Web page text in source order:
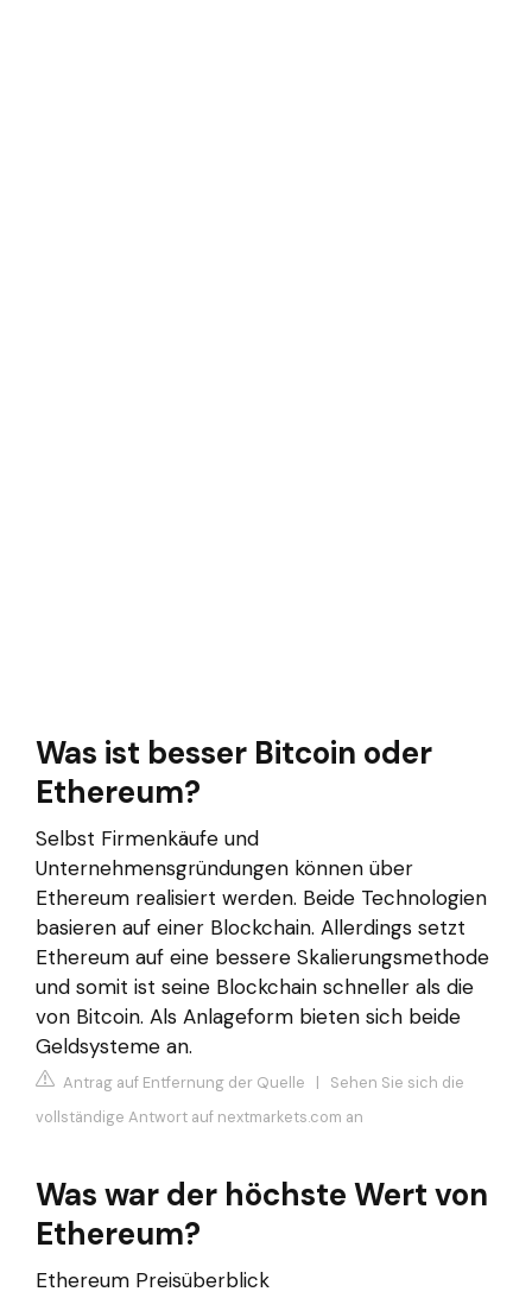
Was ist besser Bitcoin oder
Ethereum?
Selbst Firmenkäufe und
Unternehmensgründungen können über
Ethereum realisiert werden. Beide Technologien
basieren auf einer Blockchain. Allerdings setzt
Ethereum auf eine bessere Skalierungsmethode
und somit ist seine Blockchain schneller als die
von Bitcoin. Als Anlageform bieten sich beide
Geldsysteme an.
Antrag auf Entfernung der Quelle | Sehen Sie sich die
vollständige Antwort auf nextmarkets.com an
Was war der höchste Wert von
Ethereum?
Ethereum Preisüberblick